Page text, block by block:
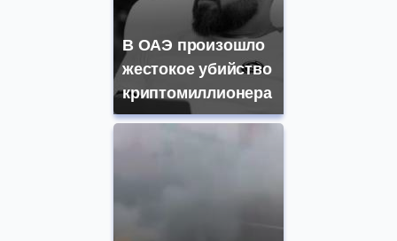
В ОАЭ произошло
жестокое убийство
криптомиллионера